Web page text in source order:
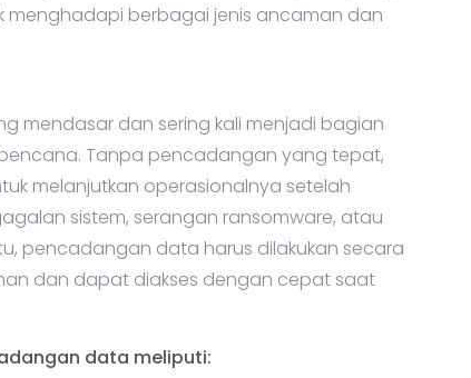
berbagai jenis ancaman dan
mendasar dan sering kali menjadi bagian
Tanpa pencadangan yang tepat,
melanjutkan operasionalnya setelah
sistem, serangan ransomware, atau
pencadangan data harus dilakukan secara
dan dapat diakses dengan cepat saat
data meliputi: